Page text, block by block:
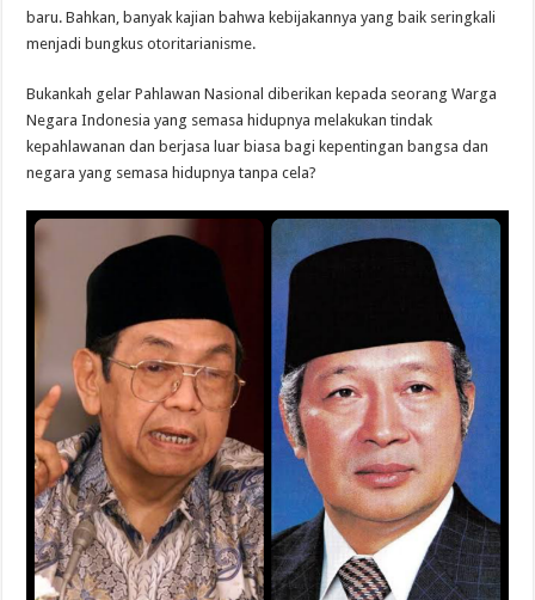
baru. Bahkan, banyak kajian bahwa kebijakannya yang baik seringkali
menjadi bungkus otoritarianisme.
Bukankah gelar Pahlawan Nasional diberikan kepada seorang Warga
Negara Indonesia yang semasa hidupnya melakukan tindak
kepahlawanan dan berjasa luar biasa bagi kepentingan bangsa dan
negara yang semasa hidupnya tanpa cela?